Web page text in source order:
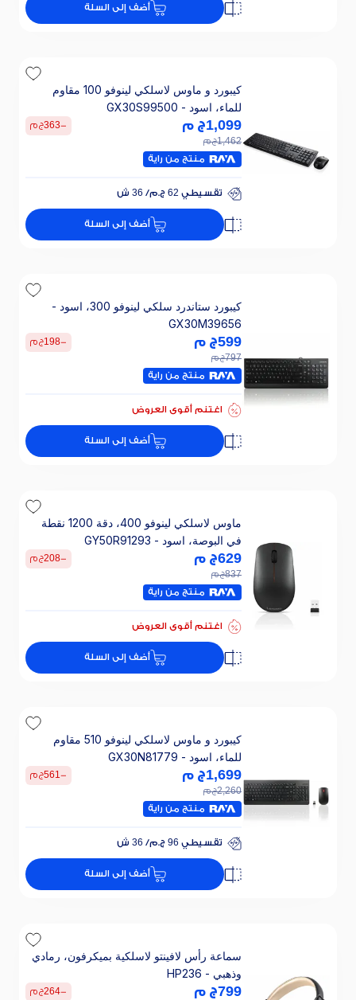
أضف إلى السلة
كيبورد و ماوس لاسلكي لينوفو 100 مقاوم
للماء، اسود - GX30S99500
1,099ج م
1,462ج م
-
363ج م
منتج من راية
تقسيطي 62 ج.م/ 36 ش
خصم 30% على الفائدة
أضف إلى السلة
كيبورد ستاندرد سلكي لينوفو 300، اسود -
GX30M39656
599ج م
797ج م
-
198ج م
منتج من راية
اغتنم أقوى العروض
أضف إلى السلة
ماوس لاسلكي لينوفو 400، دقة 1200 نقطة
في البوصة، اسود - GY50R91293
629ج م
837ج م
-
208ج م
منتج من راية
اغتنم أقوى العروض
أضف إلى السلة
كيبورد و ماوس لاسلكي لينوفو 510 مقاوم
للماء، اسود - GX30N81779
1,699ج م
2,260ج م
-
561ج م
منتج من راية
تقسيطي 96 ج.م/ 36 ش
خصم 30% على الفائدة
أضف إلى السلة
سماعة رأس لافينتو لاسلكية بميكرفون، رمادي
وذهبي - HP236
799ج م -
264ج م